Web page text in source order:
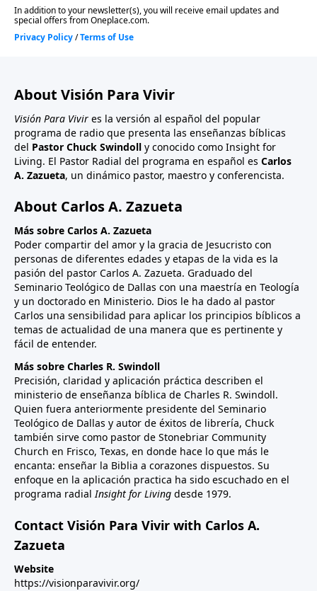
About Visión Para Vivir
Visión Para Vivir es la versión al español del popular
programa de radio que presenta las enseñanzas bíblicas
del Pastor Chuck Swindoll y conocido como Insight for
Living. El Pastor Radial del programa en español es Carlos
A. Zazueta, un dinámico pastor, maestro y conferencista.
About Carlos A. Zazueta
Más sobre Carlos A. Zazueta
Poder compartir del amor y la gracia de Jesucristo con
personas de diferentes edades y etapas de la vida es la
pasión del pastor Carlos A. Zazueta. Graduado del
Seminario Teológico de Dallas con una maestría en Teología
y un doctorado en Ministerio. Dios le ha dado al pastor
Carlos una sensibilidad para aplicar los principios bíblicos a
temas de actualidad de una manera que es pertinente y
fácil de entender.
Más sobre Charles R. Swindoll
Precisión, claridad y aplicación práctica describen el
ministerio de enseñanza bíblica de Charles R. Swindoll.
Quien fuera anteriormente presidente del Seminario
Teológico de Dallas y autor de éxitos de librería, Chuck
también sirve como pastor de Stonebriar Community
Church en Frisco, Texas, en donde hace lo que más le
encanta: enseñar la Biblia a corazones dispuestos. Su
enfoque en la aplicación practica ha sido escuchado en el
programa radialInsight for Living desde 1979.
Contact Visión Para Vivir with Carlos A.
Zazueta
Website
https://visionparavivir.org/